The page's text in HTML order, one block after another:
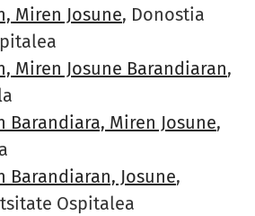
Miren Josune, Donostia
Miren Josune Barandiaran,
Barandiara, Miren Josune,
Barandiaran, Josune,
Ospitalea